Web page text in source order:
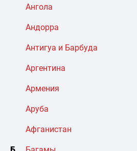
Ангола
Андорра
Антигуа и Барбуда
Аргентина
Армения
Аруба
Афганистан